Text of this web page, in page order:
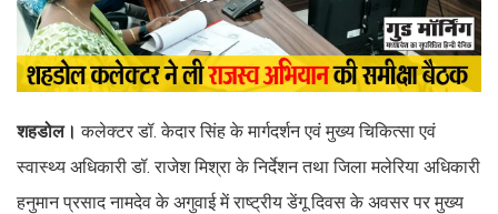
शहडोल।कलेक्टर डॉ. केदार सिंह के मार्गदर्शन एवं मुख्य चिकित्सा एवं
स्वास्थ्य अधिकारी डॉ. राजेश मिश्रा के निर्देशन तथा जिला मलेरिया अधिकारी
हनुमान प्रसाद नामदेव के अगुवाई में राष्ट्रीय डेंगू दिवस के अवसर पर मुख्य